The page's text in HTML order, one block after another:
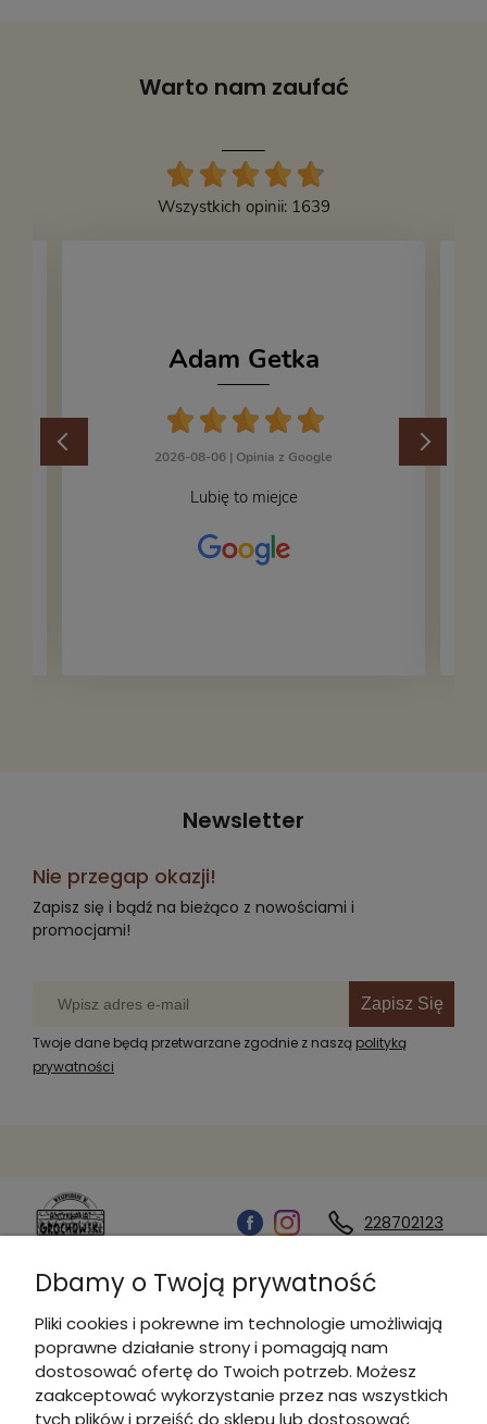
twarda
477766
Warto nam zaufać
Wszystkich opinii: 1639
Adam Getka
2026-08-06 | Opinia z Google
Lubię to miejce
Newsletter
Nie przegap okazji!
Zapisz się i bądź na bieżąco z nowościami i
promocjami!
Zapisz Się
Twoje dane będą przetwarzane zgodnie z naszą polityką
prywatności
228702123
Kontakt
Informacje
Dbamy o Twoją prywatność
Pliki cookies i pokrewne im technologie umożliwiają
poprawne działanie strony i pomagają nam
dostosować ofertę do Twoich potrzeb. Możesz
zaakceptować wykorzystanie przez nas wszystkich
tych plików i przejść do sklepu lub dostosować